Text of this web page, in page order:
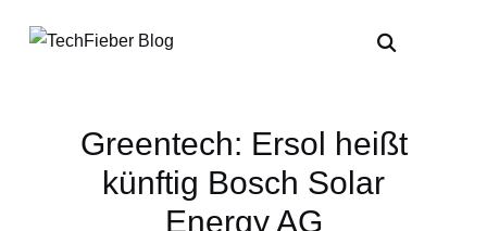
Greentech: Ersol heißt
künftig Bosch Solar
Energy AG